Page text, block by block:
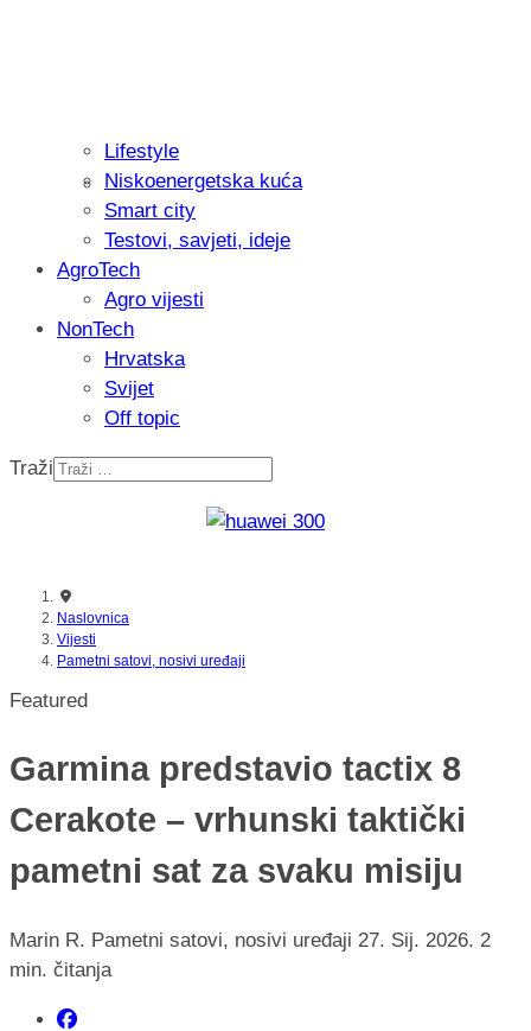
Isprobali smo: Thermostar
Recenzija: Einhell Professional CP-
nikada prije
Lifestyle
Niskoenergetska kuća
Smart city
Testovi, savjeti, ideje
AgroTech
Agro vijesti
NonTech
Hrvatska
Svijet
Off topic
Traži
Naslovnica
Vijesti
Pametni satovi, nosivi uređaji
Featured
Garmina predstavio tactix 8
Cerakote – vrhunski taktički
pametni sat za svaku misiju
Marin R. Pametni satovi, nosivi uređaji 27. Sij. 2026. 2
min. čitanja